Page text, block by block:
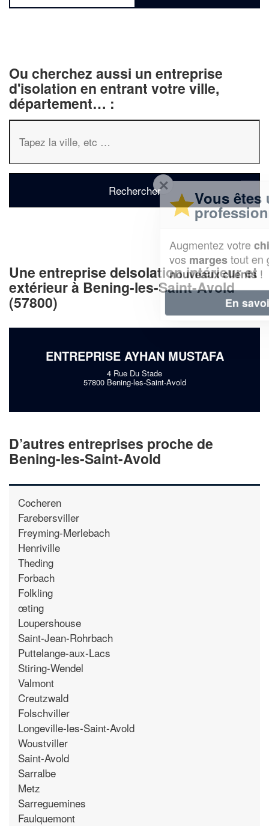
Ou cherchez aussi un entreprise
d'isolation en entrant votre ville,
département… :
Une entreprise deIsolation intérieur et
extérieur à Bening-les-Saint-Avold
(57800)
ENTREPRISE AYHAN MUSTAFA
4 Rue Du Stade
57800 Bening-les-Saint-Avold
D’autres entreprises proche de
Bening-les-Saint-Avold
Cocheren
Farebersviller
Freyming-Merlebach
Henriville
Theding
Forbach
Folkling
œting
Loupershouse
Saint-Jean-Rohrbach
Puttelange-aux-Lacs
Stiring-Wendel
Valmont
Creutzwald
Folschviller
Longeville-les-Saint-Avold
Woustviller
Saint-Avold
Sarralbe
Metz
Sarreguemines
Faulquemont
Vous êtes un
professionnel ?
chiffre d'affaireset
tout en gagnant de
nouveaux clients!